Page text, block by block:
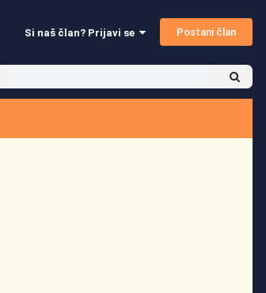
Si naš član? Prijavi se Postani član